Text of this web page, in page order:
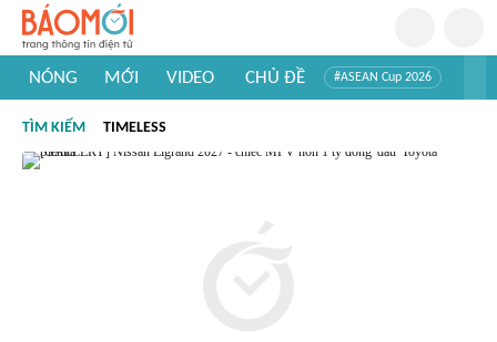
NÓNG MỚI VIDEO CHỦ ĐỀ #ASEAN Cup 2026
#Khám phá thế giới
TÌM KIẾM TIMELESS